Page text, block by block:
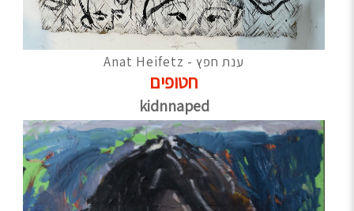
ענת חפץ - Anat Heifetz
חטופים
kidnnaped